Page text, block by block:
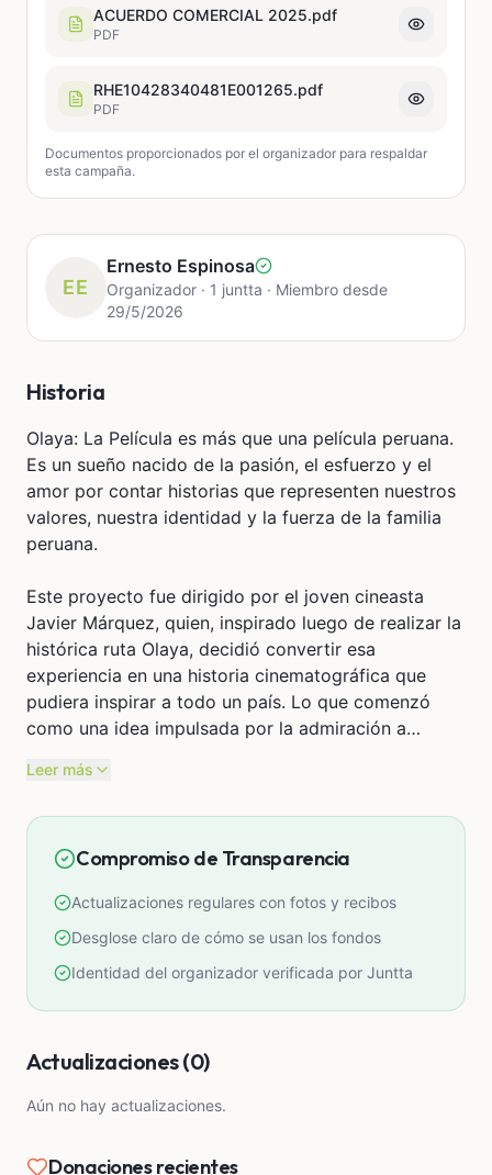
ACUERDO COMERCIAL 2025.pdf
PDF
RHE10428340481E001265.pdf
PDF
Documentos proporcionados por el organizador para respaldar
esta campaña.
EE
Ernesto Espinosa
Organizador · 1 juntta · Miembro desde
29/5/2026
Historia
Olaya: La Película es más que una película peruana.
Es un sueño nacido de la pasión, el esfuerzo y el
amor por contar historias que representen nuestros
valores, nuestra identidad y la fuerza de la familia
peruana.
Este proyecto fue dirigido por el joven cineasta
Javier Márquez, quien, inspirado luego de realizar la
histórica ruta Olaya, decidió convertir esa
experiencia en una historia cinematográfica que
pudiera inspirar a todo un país. Lo que comenzó
como una idea impulsada por la admiración a
convertido en una producción que ya logró superar
Con muchísimo sacrificio, esfuerzo independiente y
desde el inicio, logramos filmar la película. Sin
embargo, como sucede en muchas producciones
independientes peruanas, durante el proceso
estaban contemplados inicialmente. A pesar de
para poder terminar la película de la manera que
esta historia merece.
Leer más
Compromiso de Transparencia
Actualizaciones regulares con fotos y recibos
Desglose claro de cómo se usan los fondos
Identidad del organizador verificada por Juntta
Actualizaciones (0)
Aún no hay actualizaciones.
Donaciones recientes